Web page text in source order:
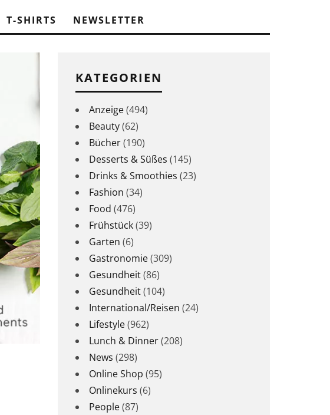
T-SHIRTS NEWSLETTER
KATEGORIEN
Anzeige(494)
Beauty(62)
Bücher(190)
Desserts & Süßes (145)
Drinks & Smoothies (23)
Fashion (34)
Food (476)
Frühstück(39)
Garten (6)
Gastronomie(309)
Gesundheit(86)
Gesundheit(104)
International/Reisen (24)
Lifestyle(962)
Lunch & Dinner(208)
News (298)
Online Shop (95)
Onlinekurs (6)
People(87)